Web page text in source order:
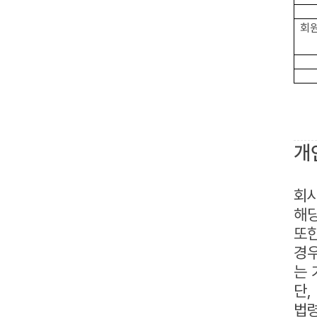
회
개
회
해
또
경
는
단,
법